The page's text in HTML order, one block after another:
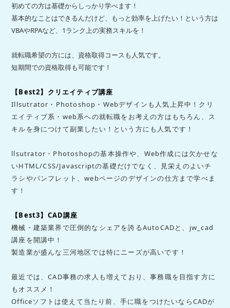
初めての方は基礎からしっかり学べます！
基本的なことはできるんだけど、もっと効率を上げたい！という方は
VBAやRPAなど、1ランク上の実務スキルを！
就転職希望の方には、資格取得コースも人気です。
短期間での資格取得も可能です！
【Best2】クリエイティブ講座
Illsutrator・Photoshop・Webデザインも人気上昇中！ クリ
エイティブ系・ web系への就転職をお考えの方はもちろん、ス
キルを身につけて副業したい！という方にも人気です！
llsutrator・Photoshopの基本操作や、Web作成には欠かせな
いHTML/CSS/Javascriptの基礎だけでなく、見栄えのよいチ
ラシやパンフレット、webページのデザインの仕方まで学べま
す！
【Best3】 CAD講座
機械・建築業界で圧倒的なシェアを誇るAutoCADと、 jw_cad
講座を開講中！
製造業が盛んな三河地区では特にニーズが高いです！
最近では、CAD事務の求人も増えており、事務職を目指す方に
もオススメ！
Officeソフトは使えて当たり前、手に職をつけたいならCADが